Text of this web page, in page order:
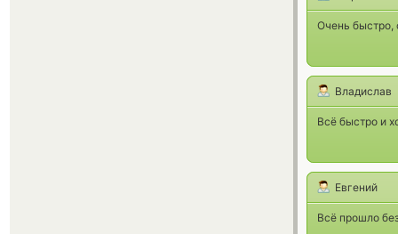
Очень быстро,
Владислав
Всё быстро и
Евгений
Всё прошло